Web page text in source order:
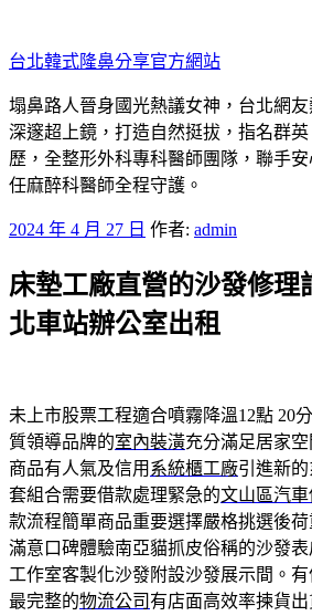
至
主
要
內
容
台北韓式隆鼻分享官方網站
塌鼻路人晉身國光熱議女神，台北網
深邃超上鏡，打造自然挺拔，指名群
歷，全整形外科專科醫師團隊，聯手
任麻醉科醫師全程守護。
發
於
2024 年 4 月 27 日 作者: admin
床墊工廠直營的沙發修理
北車站辦公室出租
未上市股票工程適合噴霧降溫12點 20
質領導品牌的室內裝潢充分滿足居家
商品有人氣及信用 系統櫃工廠引進新
套組合需要借款處理緊急的文山區汽
款流程簡單商品重要選擇嚴格挑選後
滿意口碑體驗南亞貓抓皮俗稱的沙發
工作室客製化沙發附設沙發展示間。
最完整的物流公司 有店面高效率揀貨